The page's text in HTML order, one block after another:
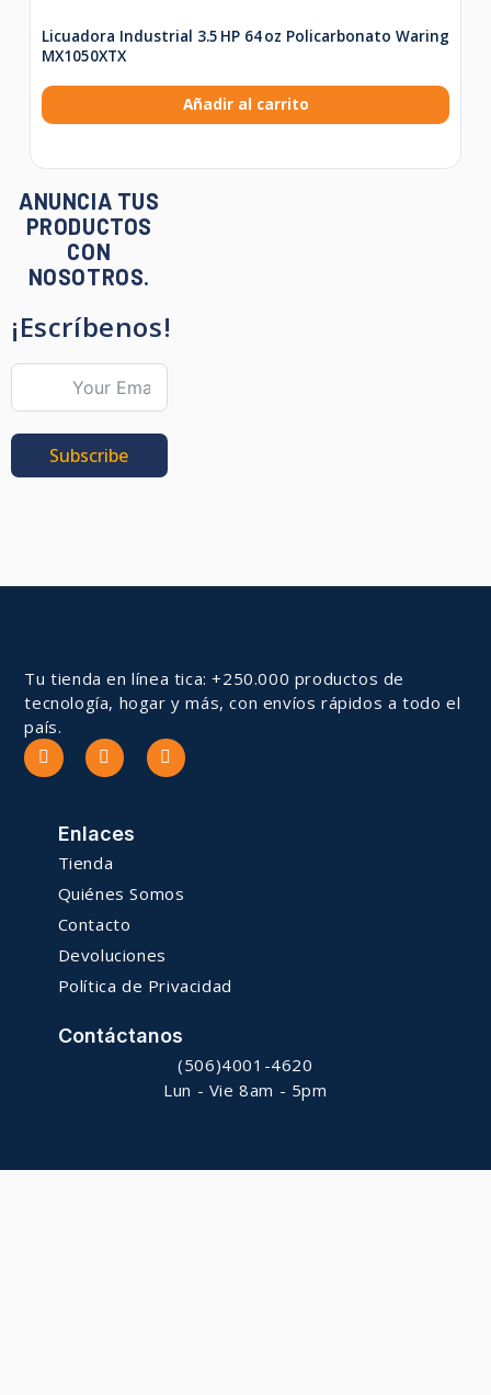
Licuadora Industrial 3.5 HP 64 oz Policarbonato Waring
MX1050XTX
Añadir al carrito
ANUNCIA TUS
PRODUCTOS
CON
NOSOTROS.
¡Escríbenos!
Subscribe
Tu tienda en línea tica: +250.000 productos de
tecnología, hogar y más, con envíos rápidos a todo el
país.
Enlaces
Tienda
Quiénes Somos
Contacto
Devoluciones
Política de Privacidad
Contáctanos
(506)4001-4620
Lun - Vie 8am - 5pm